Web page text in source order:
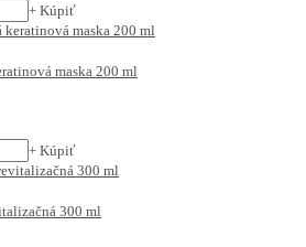
+ Kúpiť
maska 200 ml
+ Kúpiť
300 ml